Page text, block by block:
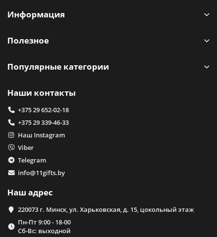
Информация
Полезное
Популярные категории
Наши контакты
+375 29 652-02-18
+375 29 339-46-33
Наш Instagram
Viber
Telegram
info@11gifts.by
Наш адрес
220073 г. Минск, ул. Харьковская, д. 15, цокольный этаж
Пн-Пт 9:00 - 18-00
Сб-Вс: выходной